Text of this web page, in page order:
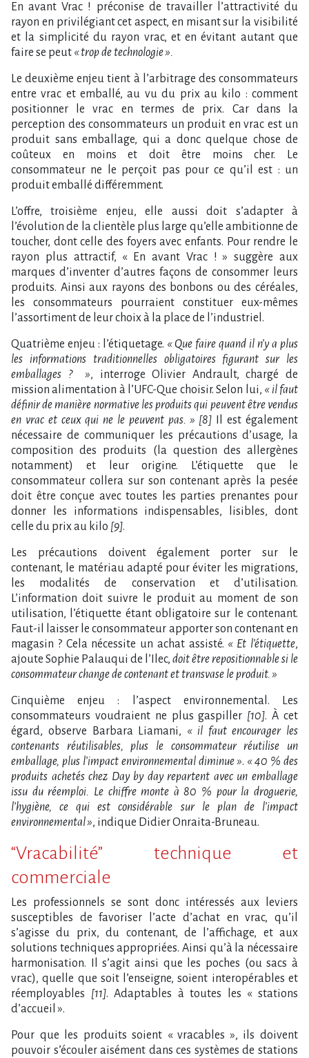
En avant Vrac ! préconise de travailler l’attractivité du
rayon en privilégiant cet aspect, en misant sur la visibilité
et la simplicité du rayon vrac, et en évitant autant que
faire se peut « trop de technologie ».
Le deuxième enjeu tient à l’arbitrage des consommateurs
entre vrac et emballé, au vu du prix au kilo : comment
positionner le vrac en termes de prix. Car dans la
perception des consommateurs un produit en vrac est un
produit sans emballage, qui a donc quelque chose de
coûteux en moins et doit être moins cher. Le
consommateur ne le perçoit pas pour ce qu’il est : un
produit emballé différemment.
L’offre, troisième enjeu, elle aussi doit s’adapter à
l’évolution de la clientèle plus large qu’elle ambitionne de
toucher, dont celle des foyers avec enfants. Pour rendre le
rayon plus attractif, « En avant Vrac ! » suggère aux
marques d’inventer d’autres façons de consommer leurs
produits. Ainsi aux rayons des bonbons ou des céréales,
les consommateurs pourraient constituer eux-mêmes
l’assortiment de leur choix à la place de l’industriel.
Quatrième enjeu : l’étiquetage. « Que faire quand il n’y a plus
les informations traditionnelles obligatoires figurant sur les
emballages ? », interroge Olivier Andrault, chargé de
mission alimentation à l’UFC-Que choisir. Selon lui, « il faut
définir de manière normative les produits qui peuvent être vendus
en vrac et ceux qui ne le peuvent pas. » [8] Il est également
nécessaire de communiquer les précautions d’usage, la
composition des produits (la question des allergènes
notamment) et leur origine. L’étiquette que le
consommateur collera sur son contenant après la pesée
doit être conçue avec toutes les parties prenantes pour
donner les informations indispensables, lisibles, dont
celle du prix au kilo [9].
Les précautions doivent également porter sur le
contenant, le matériau adapté pour éviter les migrations,
les modalités de conservation et d’utilisation.
L’information doit suivre le produit au moment de son
utilisation, l’étiquette étant obligatoire sur le contenant.
Faut-il laisser le consommateur apporter son contenant en
magasin ? Cela nécessite un achat assisté. « Et l’étiquette,
ajoute Sophie Palauqui de l’Ilec, doit être repositionnable si le
consommateur change de contenant et transvase le produit. »
Cinquième enjeu : l’aspect environnemental. Les
consommateurs voudraient ne plus gaspiller [10]. À cet
égard, observe Barbara Liamani, « il faut encourager les
contenants réutilisables, plus le consommateur réutilise un
emballage, plus l’impact environnemental diminue ». « 40 % des
produits achetés chez Day by day repartent avec un emballage
issu du réemploi. Le chiffre monte à 80 % pour la droguerie,
l’hygiène, ce qui est considérable sur le plan de l’impact
environnemental », indique Didier Onraita-Bruneau.
“Vracabilité” technique et
commerciale
Les professionnels se sont donc intéressés aux leviers
susceptibles de favoriser l’acte d’achat en vrac, qu’il
s’agisse du prix, du contenant, de l’affichage, et aux
solutions techniques appropriées. Ainsi qu’à la nécessaire
harmonisation. Il s’agit ainsi que les poches (ou sacs à
vrac), quelle que soit l’enseigne, soient interopérables et
réemployables [11]. Adaptables à toutes les « stations
d’accueil ».
Pour que les produits soient « vracables », ils doivent
pouvoir s’écouler aisément dans ces systèmes de stations